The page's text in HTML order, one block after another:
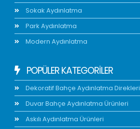
Sokak Aydınlatma
Park Aydınlatma
Modern Aydınlatma
POPÜLER KATEGORİLER
Dekoratif Bahçe Aydınlatma Direkleri
Duvar Bahçe Aydınlatma Ürünleri
Askılı Aydınlatma Ürünleri